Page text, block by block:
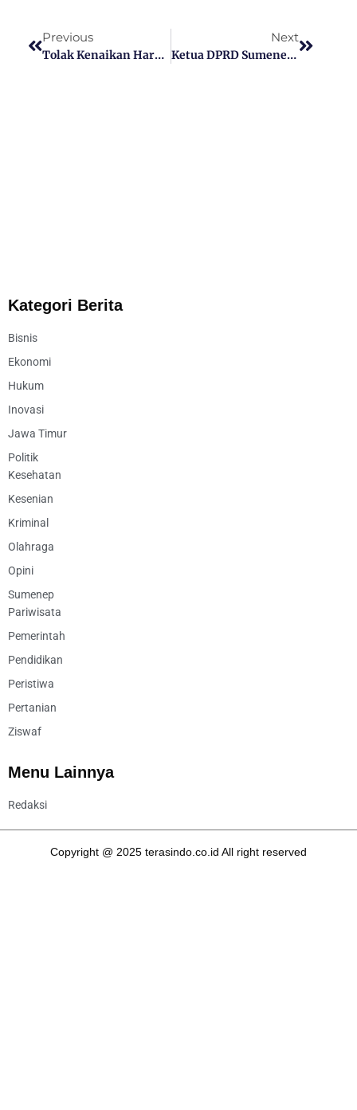
Previous
Tolak Kenaikan Harga BBM, Ratusan Mahasiswa Kepung Pemkab Sumenep
Next
Ketua DPRD Sumenep Terima Tuntutan Mahasiswa Tentang Penolakan Kenaikan BBM Dan Siap Menyampaikan Ke DPR RI
Kategori Berita
Bisnis
Ekonomi
Hukum
Inovasi
Jawa Timur
Politik
Kesehatan
Kesenian
Kriminal
Olahraga
Opini
Sumenep
Pariwisata
Pemerintah
Pendidikan
Peristiwa
Pertanian
Ziswaf
Menu Lainnya
Redaksi
Copyright @ 2025 terasindo.co.id All right reserved